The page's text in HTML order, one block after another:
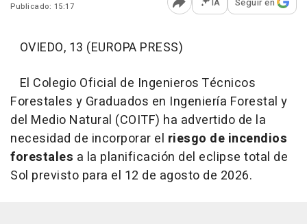
Publicado: 15:17
Abrir opciones para
OVIEDO, 13 (EUROPA PRESS)
El Colegio Oficial de Ingenieros Técnicos
Forestales y Graduados en Ingeniería Forestal y
del Medio Natural (COITF) ha advertido de la
necesidad de incorporar el riesgo de incendios
forestales a la planificación del eclipse total de
Sol previsto para el 12 de agosto de 2026.